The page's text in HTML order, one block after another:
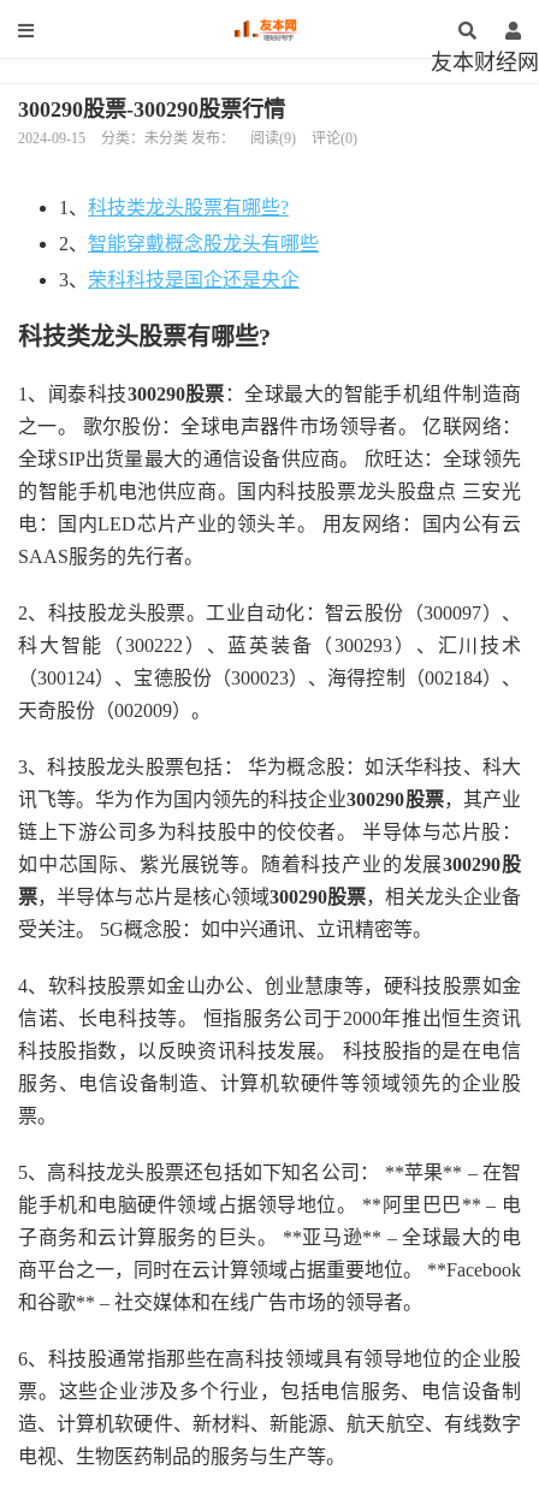
友本财经网
300290股票-300290股票行情
2024-09-15 分类：未分类 发布： 阅读(9) 评论(0)
1、 科技类龙头股票有哪些?
2、 智能穿戴概念股龙头有哪些
3、 荣科科技是国企还是央企
科技类龙头股票有哪些?
1、闻泰科技300290股票 ：全球最大的智能手机组件制造商
之一。 歌尔股份：全球电声器件市场领导者。 亿联网络：
全球SIP出货量最大的通信设备供应商。 欣旺达：全球领先
的智能手机电池供应商。国内科技股票龙头股盘点 三安光
电：国内LED芯片产业的领头羊。 用友网络：国内公有云
SAAS服务的先行者。
2、科技股龙头股票。工业自动化：智云股份（300097）、
科大智能（300222）、蓝英装备（300293）、汇川技术
（300124）、宝德股份（300023）、海得控制（002184）、
天奇股份（002009）。
3、科技股龙头股票包括： 华为概念股：如沃华科技、科大
讯飞等。华为作为国内领先的科技企业300290股票，其产业
链上下游公司多为科技股中的佼佼者。 半导体与芯片股：
如中芯国际、紫光展锐等。随着科技产业的发展300290股
票，半导体与芯片是核心领域300290股票，相关龙头企业备
受关注。 5G概念股：如中兴通讯、立讯精密等。
4、软科技股票如金山办公、创业慧康等，硬科技股票如金
信诺、长电科技等。 恒指服务公司于2000年推出恒生资讯
科技股指数，以反映资讯科技发展。 科技股指的是在电信
服务、电信设备制造、计算机软硬件等领域领先的企业股
票。
5、高科技龙头股票还包括如下知名公司： **苹果** – 在智
能手机和电脑硬件领域占据领导地位。 **阿里巴巴** – 电
子商务和云计算服务的巨头。 **亚马逊** – 全球最大的电
商平台之一，同时在云计算领域占据重要地位。 **Facebook
和谷歌** – 社交媒体和在线广告市场的领导者。
6、科技股通常指那些在高科技领域具有领导地位的企业股
票。这些企业涉及多个行业，包括电信服务、电信设备制
造、计算机软硬件、新材料、新能源、航天航空、有线数字
电视、生物医药制品的服务与生产等。